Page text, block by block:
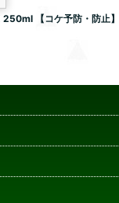
【コケ予防・防止】